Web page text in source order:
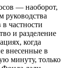
— наоборот,
руководства
частности
и разделение
когда
внесенные в
минуту, только